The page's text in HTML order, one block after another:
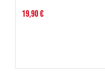
19,90 €